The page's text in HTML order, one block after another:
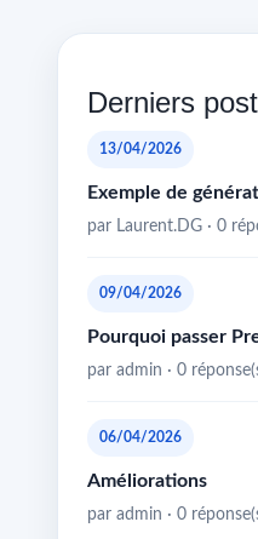
Derniers
13/04/2026
Exemple de
par Laurent.DG · 0
09/04/2026
Pourquoi passer
par admin · 0
06/04/2026
Améliorations
par admin · 0